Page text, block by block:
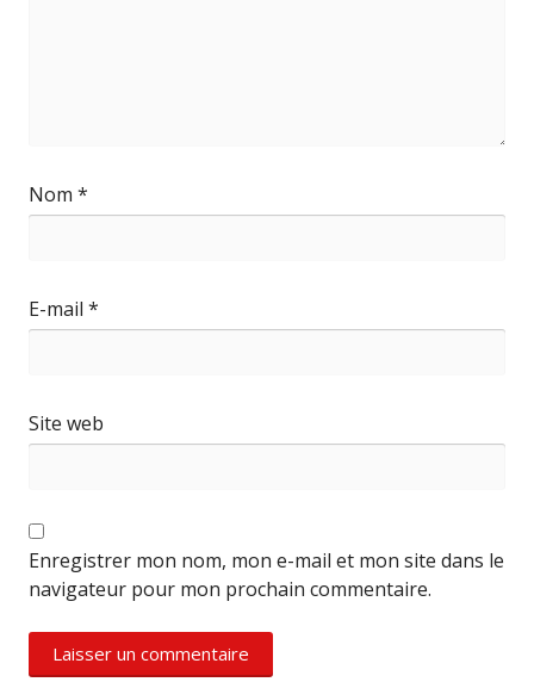
Nom *
E-mail *
Site web
Enregistrer mon nom, mon e-mail et mon site dans le
navigateur pour mon prochain commentaire.